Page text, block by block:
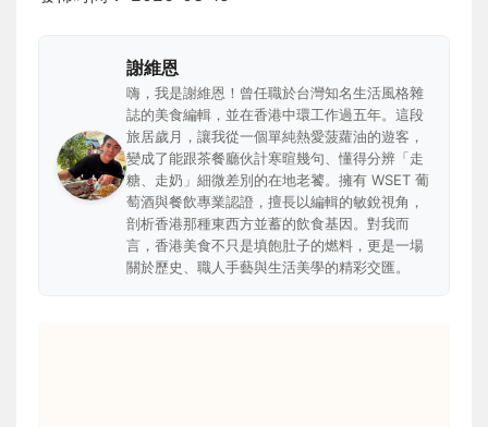
謝維恩
嗨，我是謝維恩！曾任職於台灣知名生活風格雜
誌的美食編輯，並在香港中環工作過五年。這段
旅居歲月，讓我從一個單純熱愛菠蘿油的遊客，
變成了能跟茶餐廳伙計寒暄幾句、懂得分辨「走
糖、走奶」細微差別的在地老饕。擁有 WSET 葡
萄酒與餐飲專業認證，擅長以編輯的敏銳視角，
剖析香港那種東西方並蓄的飲食基因。對我而
言，香港美食不只是填飽肚子的燃料，更是一場
關於歷史、職人手藝與生活美學的精彩交匯。